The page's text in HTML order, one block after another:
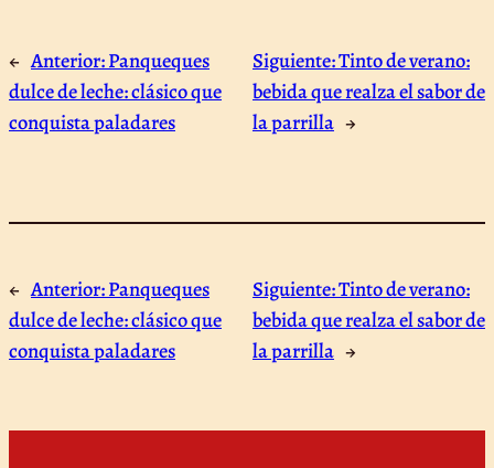
← Anterior:Panqueques
dulce de leche: clásico que
conquista paladares
Siguiente:Tinto de verano:
bebida que realza el sabor de
la parrilla →
← Anterior:Panqueques
dulce de leche: clásico que
conquista paladares
Siguiente:Tinto de verano:
bebida que realza el sabor de
la parrilla →